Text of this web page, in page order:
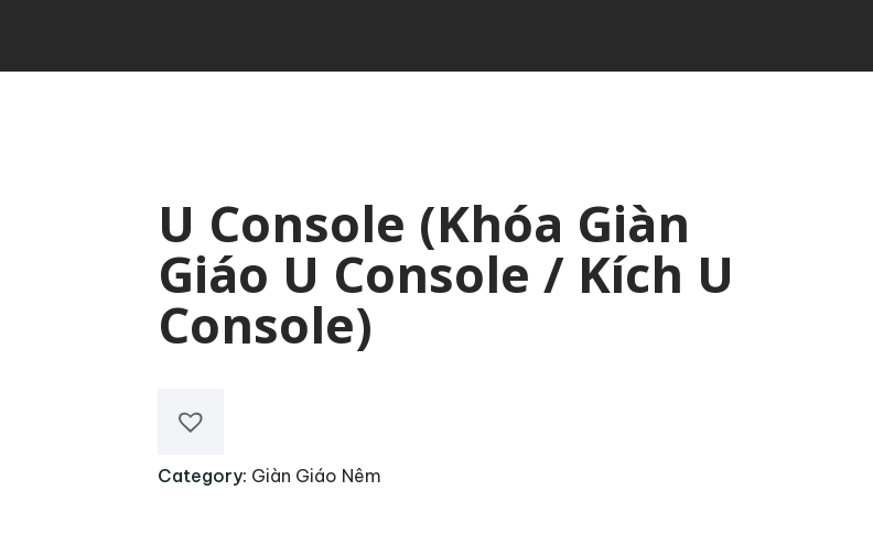
U Console (Khóa Giàn
Giáo U Console / Kích U
Console)
Category: Giàn Giáo Nêm